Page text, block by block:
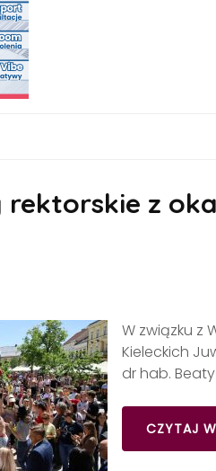
rektorskie z
W związku z
Kieleckich
dr hab. Beaty
CZYTAJ